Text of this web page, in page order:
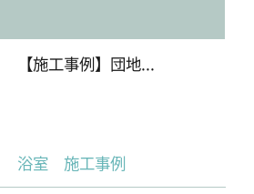
【施工事例】団地...
浴室 施工事例